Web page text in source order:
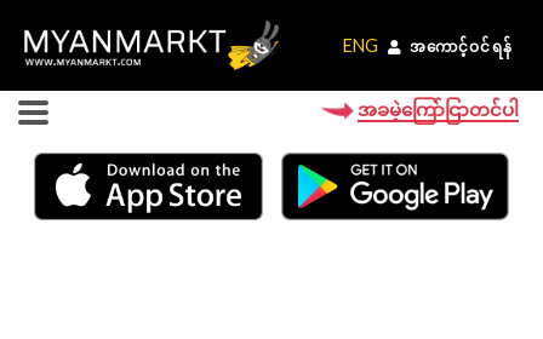
ENG အကောင့်ဝင်ရန်
ENG အကောင့်ဝင်ရန်
အခမဲ့ကြော်ငြာတင်ပါ